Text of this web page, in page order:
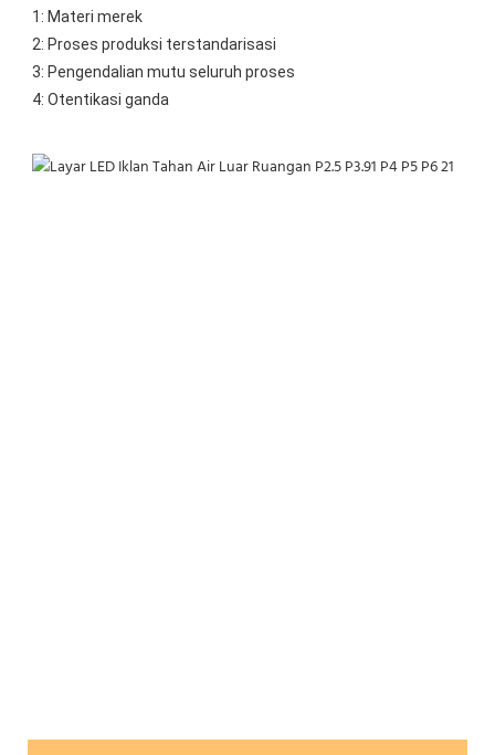
1: Materi merek
2: Proses produksi terstandarisasi
3: Pengendalian mutu seluruh proses
4: Otentikasi ganda